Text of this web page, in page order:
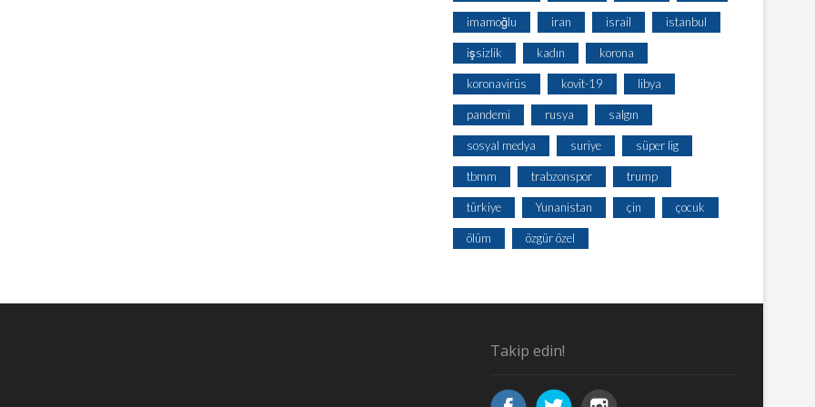
imamoğlu iran israil istanbul
işsizlik kadın korona
koronavirüs kovit-19 libya
pandemi rusya salgın
sosyal medya suriye süper lig
tbmm trabzonspor trump
türkiye Yunanistan çin çocuk
ölüm özgür özel
Takip edin!